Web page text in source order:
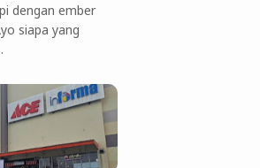
dengan ember
siapa yang